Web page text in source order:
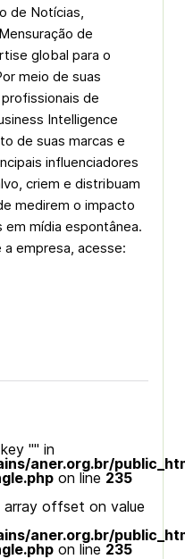
de Notícias,
de
global para o
meio de suas
de
Intelligence
de suas marcas e
influenciadores
criem e distribuam
medirem o impacto
mídia espontânea.
empresa, acesse:
"" in
aner.org.br/
on line 235
offset on value
aner.org.br/
on line 235